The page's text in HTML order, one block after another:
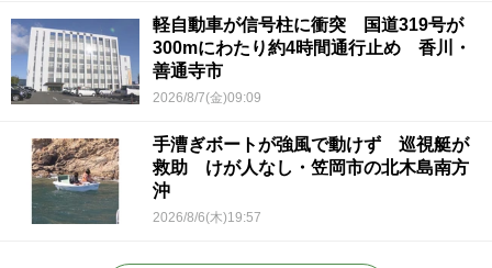
軽自動車が信号柱に衝突 国道319号が
300mにわたり約4時間通行止め 香川・
善通寺市
2026/8/7(金)09:09
手漕ぎボートが強風で動けず 巡視艇が
救助 けが人なし・笠岡市の北木島南方
沖
2026/8/6(木)19:57